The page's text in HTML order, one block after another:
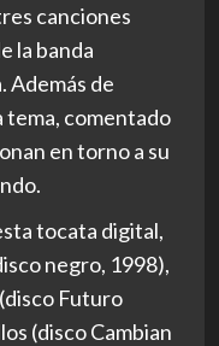
canciones
la banda
Además de
tema, comentado
en torno a su
tocata digital,
negro, 1998),
Futuro
(disco Cambian